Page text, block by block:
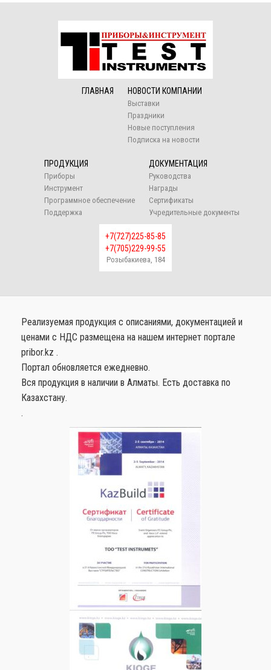
ГЛАВНАЯ НОВОСТИ КОМПАНИИ
Выставки
Праздники
Новые поступления
Подписка на новости
ПРОДУКЦИЯ
Приборы
Инструмент
Программное обеспечение
Поддержка
ДОКУМЕНТАЦИЯ
Руководства
Награды
Сертификаты
Учредительные документы
+7(727)225-85-85
+7(705)229-99-55
Розыбакиева, 184
Реализуемая продукция с описаниями, документацией и
ценами с НДС размещена на нашем интернет портале
pribor.kz .
Портал обновляется ежедневно.
Вся продукция в наличии в Алматы. Есть доставка по
Казахстану.
.